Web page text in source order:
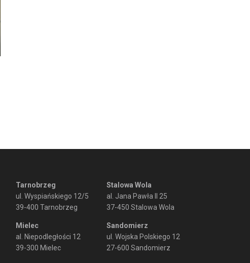
Tarnobrzeg
ul. Wyspiańskiego 12/5
39-400 Tarnobrzeg
Mielec
al. Niepodległości 12
39-300 Mielec
Stalowa Wola
al. Jana Pawła II 25
37-450 Stalowa Wola
Sandomierz
ul. Wojska Polskiego 12
27-600 Sandomierz